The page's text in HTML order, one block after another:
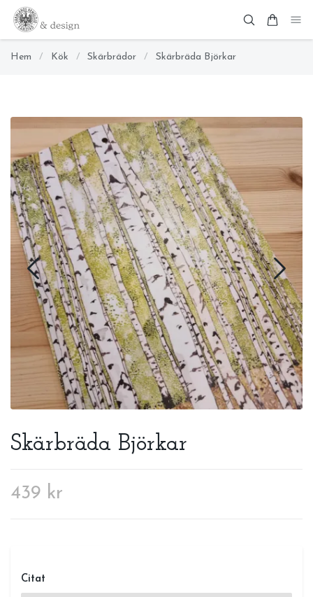
Hem / Kök / Skärbrädor / Skärbräda Björkar
Skärbräda Björkar
439 kr
Citat